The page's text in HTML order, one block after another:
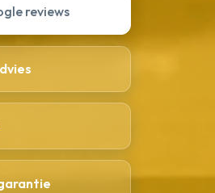
reviews